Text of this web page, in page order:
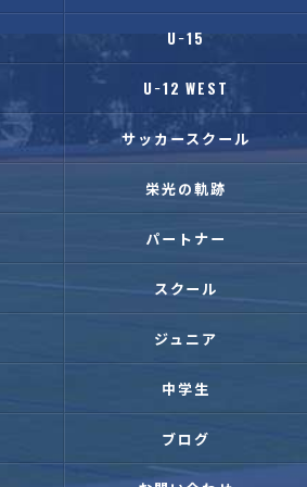
U−15
U−12 WEST
サッカースクール
栄光の軌跡
パートナー
スクール
ジュニア
中学生
ブログ